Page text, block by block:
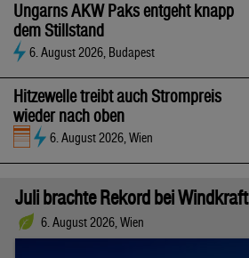
Ungarns AKW Paks entgeht knapp
dem Stillstand
6. August 2026, Budapest
Hitzewelle treibt auch Strompreis
wieder nach oben
6. August 2026, Wien
Juli brachte Rekord bei Windkraft
6. August 2026, Wien